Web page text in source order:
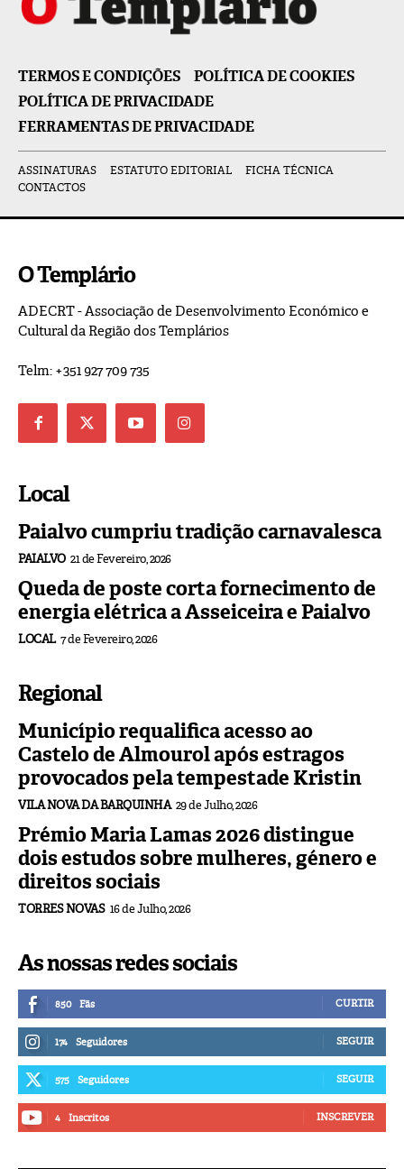
TERMOS E CONDIÇÕES
POLÍTICA DE COOKIES
POLÍTICA DE PRIVACIDADE
FERRAMENTAS DE PRIVACIDADE
ASSINATURAS ESTATUTO EDITORIAL
FICHA TÉCNICA
CONTACTOS
O Templário
ADECRT - Associação de Desenvolvimento Económico e
Cultural da Região dos Templários
Telm: +351 927 709 735
Local
Paialvo cumpriu tradição carnavalesca
PAIALVO 21 de Fevereiro, 2026
Queda de poste corta fornecimento de
energia elétrica a Asseiceira e Paialvo
LOCAL 7 de Fevereiro, 2026
Regional
Município requalifica acesso ao
Castelo de Almourol após estragos
provocados pela tempestade Kristin
VILA NOVA DA BARQUINHA 29 de Julho, 2026
Prémio Maria Lamas 2026 distingue
dois estudos sobre mulheres, género e
direitos sociais
TORRES NOVAS 16 de Julho, 2026
As nossas redes sociais
850 Fãs CURTIR
174 Seguidores SEGUIR
575 Seguidores SEGUIR
4 Inscritos INSCREVER